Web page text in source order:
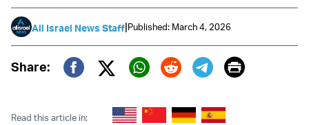
All Israel News Staff|Published: March 4, 2026
Share:
Twitter (X)
Print
Read this article in: